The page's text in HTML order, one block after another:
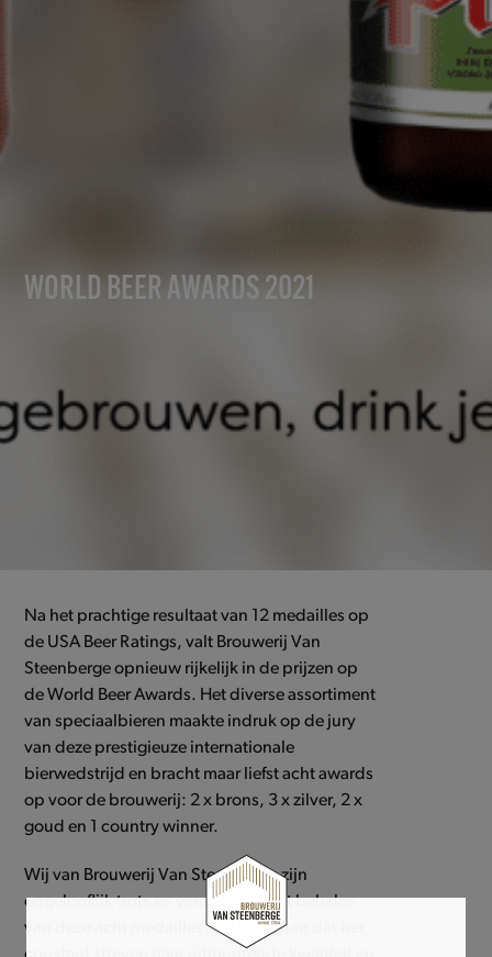
WORLD BEER AWARDS 2021
Na het prachtige resultaat van 12 medailles op
de USA Beer Ratings, valt Brouwerij Van
Steenberge opnieuw rijkelijk in de prijzen op
de World Beer Awards. Het diverse assortiment
van speciaalbieren maakte indruk op de jury
van deze prestigieuze internationale
bierwedstrijd en bracht maar liefst acht awards
op voor de brouwerij: 2 x brons, 3 x zilver, 2 x
goud en 1 country winner.
Wij van Brouwerij Van Steenberge zijn
ongelooflijk trots en vereerd met het behalen
van deze acht medailles. Dit toont aan dat het